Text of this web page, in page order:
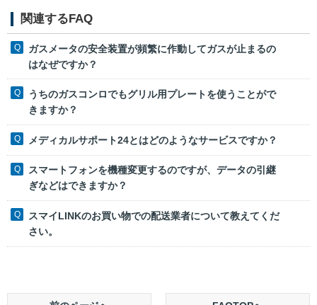
関連するFAQ
ガスメータの安全装置が頻繁に作動してガスが止まるの
はなぜですか？
うちのガスコンロでもグリル用プレートを使うことがで
きますか？
メディカルサポート24とはどのようなサービスですか？
スマートフォンを機種変更するのですが、データの引継
ぎなどはできますか？
スマイLINKのお買い物での配送業者について教えてくだ
さい。